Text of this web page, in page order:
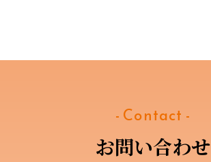
- Contact -
お問い合わせ